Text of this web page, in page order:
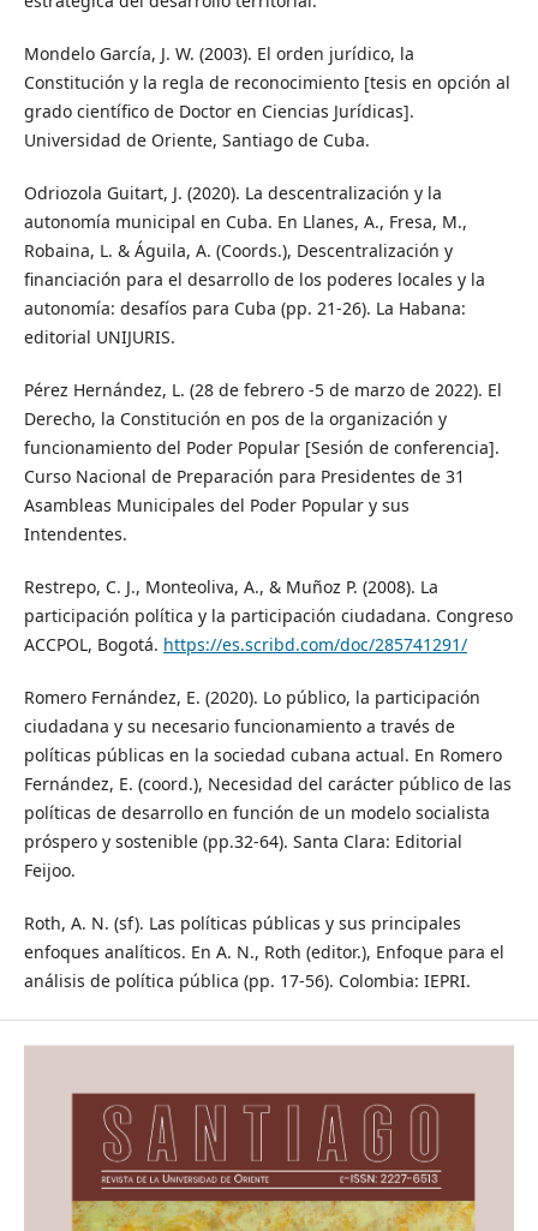
Mondelo García, J. W. (2003). El orden jurídico, la
Constitución y la regla de reconocimiento [tesis en opción al
grado científico de Doctor en Ciencias Jurídicas].
Universidad de Oriente, Santiago de Cuba.
Odriozola Guitart, J. (2020). La descentralización y la
autonomía municipal en Cuba. En Llanes, A., Fresa, M.,
Robaina, L. & Águila, A. (Coords.), Descentralización y
financiación para el desarrollo de los poderes locales y la
autonomía: desafíos para Cuba (pp. 21-26). La Habana:
editorial UNIJURIS.
Pérez Hernández, L. (28 de febrero -5 de marzo de 2022). El
Derecho, la Constitución en pos de la organización y
funcionamiento del Poder Popular [Sesión de conferencia].
Curso Nacional de Preparación para Presidentes de 31
Asambleas Municipales del Poder Popular y sus
Intendentes.
Restrepo, C. J., Monteoliva, A., & Muñoz P. (2008). La
participación política y la participación ciudadana. Congreso
ACCPOL, Bogotá. https://es.scribd.com/doc/285741291/
Romero Fernández, E. (2020). Lo público, la participación
ciudadana y su necesario funcionamiento a través de
políticas públicas en la sociedad cubana actual. En Romero
Fernández, E. (coord.), Necesidad del carácter público de las
políticas de desarrollo en función de un modelo socialista
próspero y sostenible (pp.32-64). Santa Clara: Editorial
Feijoo.
Roth, A. N. (sf). Las políticas públicas y sus principales
enfoques analíticos. En A. N., Roth (editor.), Enfoque para el
análisis de política pública (pp. 17-56). Colombia: IEPRI.